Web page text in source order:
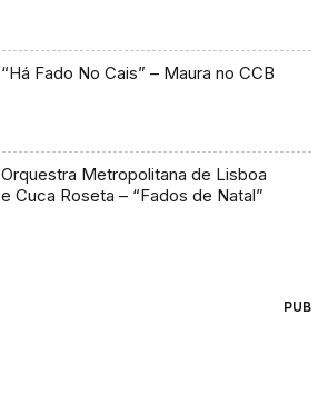
“Há Fado No Cais” – Maura no CCB
Orquestra Metropolitana de Lisboa
e Cuca Roseta – “Fados de Natal”
PUB